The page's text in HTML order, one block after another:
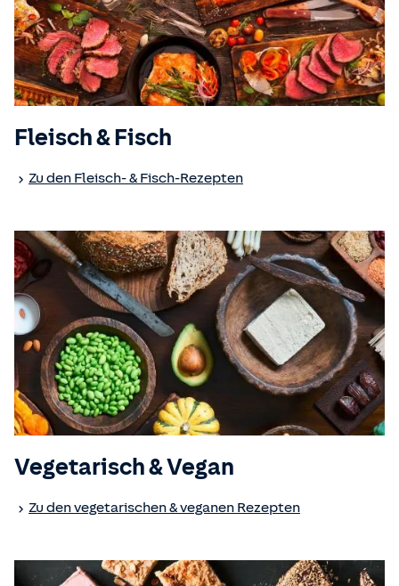
Fleisch & Fisch
Zu den Fleisch- & Fisch-Rezepten
Vegetarisch & Vegan
Zu den vegetarischen & veganen Rezepten